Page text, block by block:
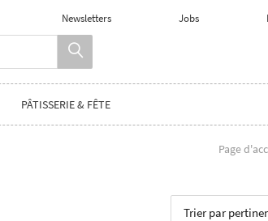
Newsletters Jobs
PÂTISSERIE & FÊTE
Page
Trier par